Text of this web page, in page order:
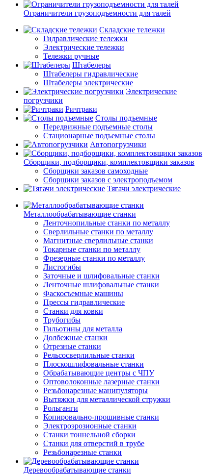
Ограничители грузоподъемности для талей
Складские тележки
Гидравлические тележки
Электрические тележки
Тележки ручные
Штабелеры
Штабелеры гидравлические
Штабелеры электрические
Электрические
погрузчики
Ричтраки
Столы подъемные
Передвижные подъемные столы
Стационарные подъемные столы
Автопогрузчики
Сборщики, подборщики, комплектовщики заказов
Сборщики заказов самоходные
Сборщики заказов с электроподъемом
Тягачи электрические
Металлообрабатывающие станки
Ленточнопильные станки по металлу
Сверлильные станки по металлу
Магнитные сверлильные станки
Токарные станки по металлу
Фрезерные станки по металлу
Листогибы
Заточные и шлифовальные станки
Ленточные шлифовальные станки
Фаскосъемные машины
Прессы гидравлические
Станки для ковки
Трубогибы
Гильотины для металла
Долбежные станки
Отрезные станки
Рельсосверлильные станки
Плоскошлифовальные станки
Обрабатывающие центры с ЧПУ
Оптоволоконные лазерные станки
Резьбонарезные манипуляторы
Вытяжки для металлической стружки
Рольганги
Копировально-прошивные станки
Электроэрозионные станки
Станки тоннельной сборки
Станки для отверстий в трубе
Резьбонарезные станки
Деревообрабатывающие станки